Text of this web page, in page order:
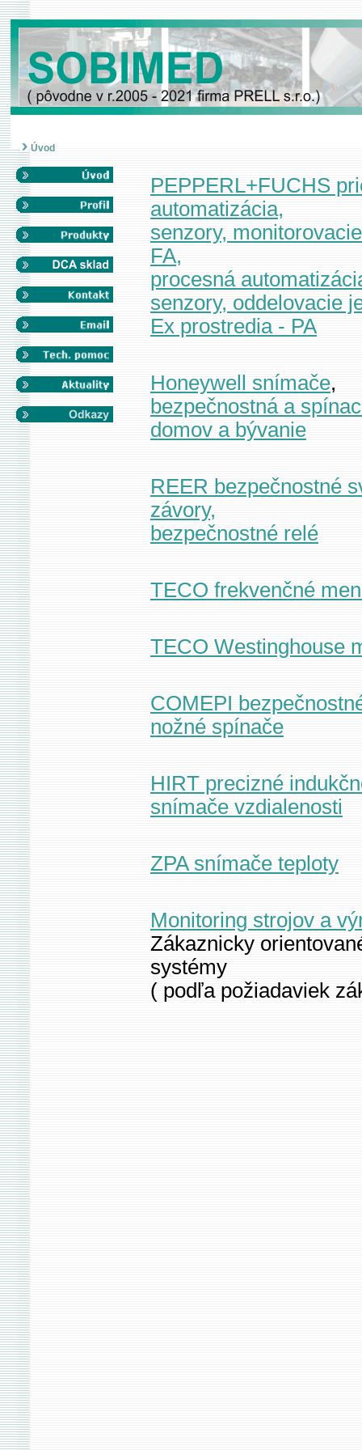
PEPPERL+FUCHS
automatizácia,
senzory,
FA,
procesná
senzory, oddelovacie
Ex prostredia - PA
Honeywell snímače,
bezpečnostná a
domov a bývanie
REER bezpečnostné
závory,
bezpečnostné relé
TECO frekvenčné
TECO Westinghouse
COMEPI
nožné spínače
HIRT precizné
snímače vzdialenosti
ZPA snímače teploty
Monitoring strojov a
Zákaznicky
systémy
( podľa požiadaviek
Úvod